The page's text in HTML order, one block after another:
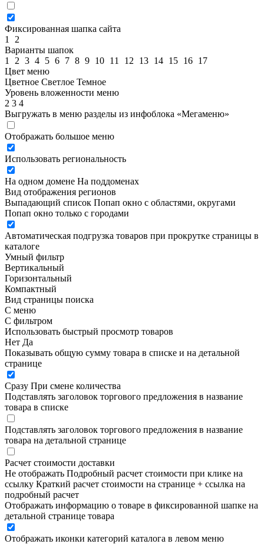
Фиксированная шапка сайта
1
2
Варианты шапок
1
2 3 4 5 6 7 8 9 10 11 12 13 14 15 16 17
Цвет меню
Цветное Светлое Темное
Уровень вложенности меню
2 3 4
Выгружать в меню разделы из инфоблока «Мегаменю»
Отображать большое меню
Использовать региональность
На одном домене На поддоменах
Вид отображения регионов
Выпадающий список Попап окно c областями, округами
Попап окно только с городами
Автоматическая подгрузка товаров при прокрутке страницы в
каталоге
Умный фильтр
Вертикальный
Горизонтальный
Компактный
Вид страницы поиска
С меню
С фильтром
Использовать быстрый просмотр товаров
Нет Да
Показывать общую сумму товара в списке и на детальной
странице
Сразу При смене количества
Подставлять заголовок торгового предложения в название
товара в списке
Подставлять заголовок торгового предложения в название
товара на детальной странице
Расчет стоимости доставки
Не отображать Подробный расчет стоимости при клике на
ссылку Краткий расчет стоимости на странице + ссылка на
подробный расчет
Отображать информацию о товаре в фиксированной шапке на
детальной странице товара
Отображать иконки категорий каталога в левом меню